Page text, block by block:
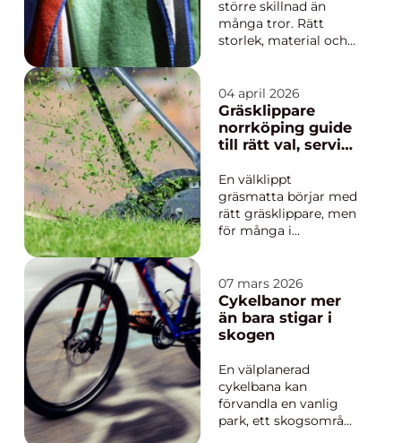
kombinerar medicinsk
kompetens med tid,
l...
större skillnad än
många tror. Rätt
storlek, material och
skönt det känns mot
huden och hur länge
handduken håller
form och fär...
04 april 2026
Gräsklippare
norrköping guide
till rätt val, service
En välklippt
gräsmatta börjar med
rätt gräsklippare, men
för många i
och förvirrande. Ska
man välja batteri, el,
bensin eller robot?
Hur ofta behövs
sig reparation i stället
för att köpa nytt? D...
07 mars 2026
Cykelbanor mer
än bara stigar i
skogen
En välplanerad
cykelbana kan
förvandla en vanlig
park, ett skogsområde